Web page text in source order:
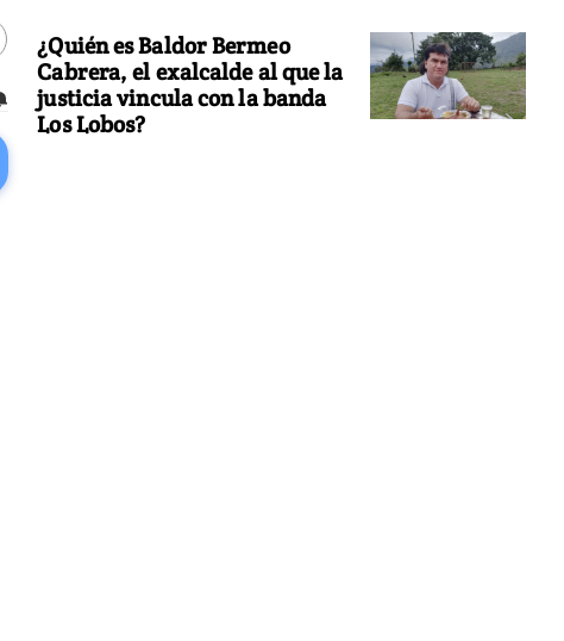
¿Quién es Baldor Bermeo
Cabrera, el exalcalde al que la
justicia vincula con la banda
Los Lobos?